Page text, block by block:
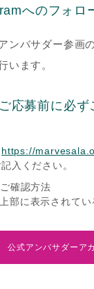
へのフォロ
ンバサダー参画
います。
応募前に必ず
https://
入ください。
確認方法
部に表示されて
公式アンバサダーア